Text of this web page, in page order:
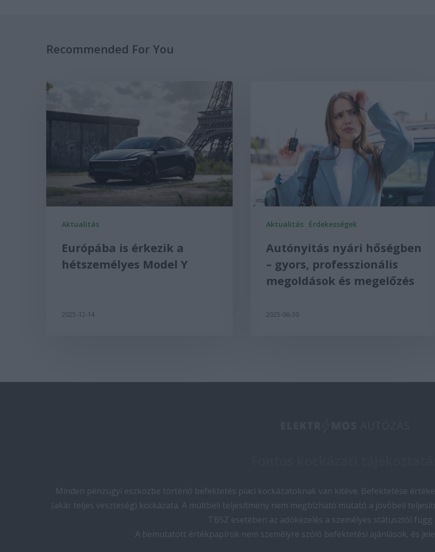
Recommended For You
Aktualitás
Európába is érkezik a
hétszemélyes Model Y
2025-12-14
Aktualitás Érdekességek
Autónyitás nyári hőségben
– gyors, professzionális
megoldások és megelőzés
2025-06-30
Minden pénzügyi eszközbe történő befektetés piaci kockázatoknak van kitéve. Befektetése
(akár teljes veszteség) kockázata. A múltbeli teljesítmény nem megbízható mutató a jövőbeli
TBSZ esetében az adókezelés a személyes státusztól függ
A bemutatott értékpapírok nem személyre szóló befektetési ajánlások, és